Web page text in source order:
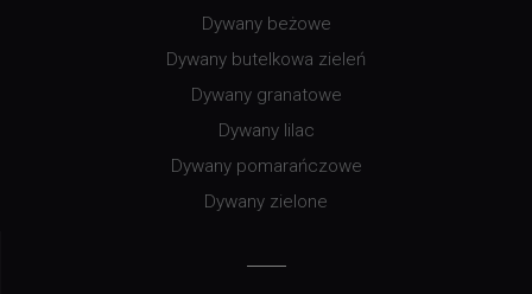
Dywany beżowe
Dywany butelkowa zieleń
Dywany granatowe
Dywany lilac
Dywany pomarańczowe
Dywany zielone